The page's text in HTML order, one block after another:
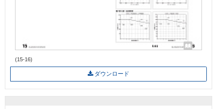
(15-16)
ダウンロード